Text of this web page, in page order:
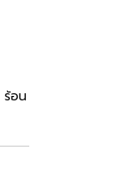
ร้อน